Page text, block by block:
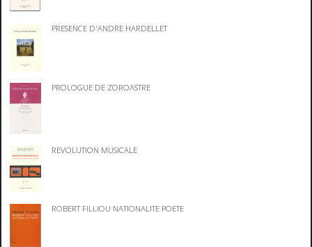
PRESENCE D'ANDRE HARDELLET
PROLOGUE DE ZOROASTRE
REVOLUTION MUSICALE
ROBERT FILLIOU NATIONALITE POETE